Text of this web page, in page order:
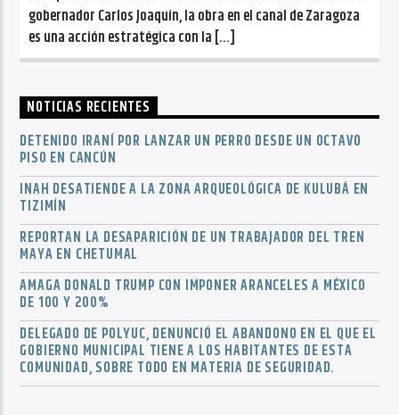
gobernador Carlos Joaquín, la obra en el canal de Zaragoza
es una acción estratégica con la […]
NOTICIAS RECIENTES
DETENIDO IRANÍ POR LANZAR UN PERRO DESDE UN OCTAVO
PISO EN CANCÚN
INAH DESATIENDE A LA ZONA ARQUEOLÓGICA DE KULUBÁ EN
TIZIMÍN
REPORTAN LA DESAPARICIÓN DE UN TRABAJADOR DEL TREN
MAYA EN CHETUMAL
AMAGA DONALD TRUMP CON IMPONER ARANCELES A MÉXICO
DE 100 Y 200%
DELEGADO DE POLYUC, DENUNCIÓ EL ABANDONO EN EL QUE EL
GOBIERNO MUNICIPAL TIENE A LOS HABITANTES DE ESTA
COMUNIDAD, SOBRE TODO EN MATERIA DE SEGURIDAD.